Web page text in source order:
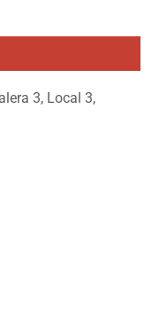
3, Local 3,